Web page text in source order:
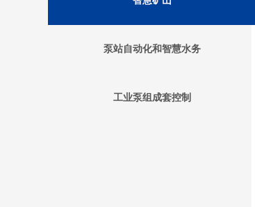
泵站自动化和智慧水务
工业泵组成套控制